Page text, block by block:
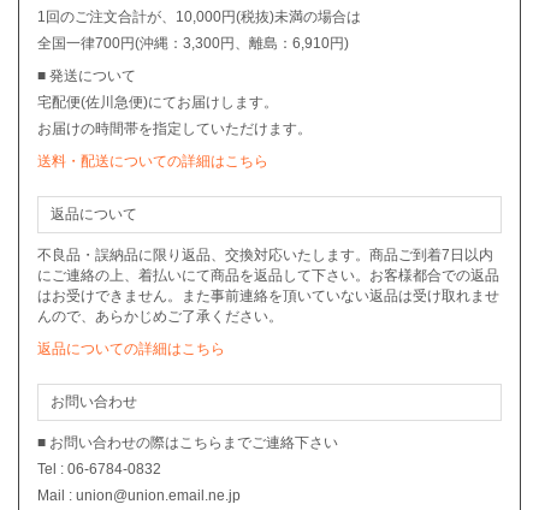
1回のご注文合計が、10,000円(税抜)未満の場合は
全国一律700円(沖縄：3,300円、離島：6,910円)
■ 発送について
宅配便(佐川急便)にてお届けします。
お届けの時間帯を指定していただけます。
送料・配送についての詳細はこちら
返品について
不良品・誤納品に限り返品、交換対応いたします。商品ご到着7日以内
にご連絡の上、着払いにて商品を返品して下さい。お客様都合での返品
はお受けできません。また事前連絡を頂いていない返品は受け取れませ
んので、あらかじめご了承ください。
返品についての詳細はこちら
お問い合わせ
■ お問い合わせの際はこちらまでご連絡下さい
Tel : 06-6784-0832
Mail : union@union.email.ne.jp